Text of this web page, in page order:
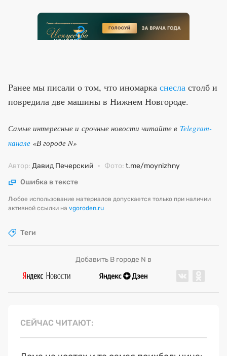
Ранее мы писали о том, что иномарка снесла столб и
повредила две машины в Нижнем Новгороде.
Самые интересные и срочные новости читайте в Telegram-
канале «В городе N»
Автор: Давид Печерский · Фото: t.me/moynizhny
Ошибка в тексте
Любое использование материалов допускается только при наличии
активной ссылки на vgoroden.ru
Теги
Добавить В городе N в
СЕЙЧАС ЧИТАЮТ